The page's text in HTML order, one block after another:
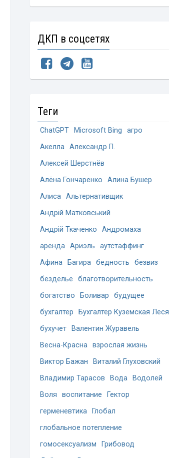
ДКП в соцсетях
Теги
ChatGPT Microsoft Bing
агро
Акелла Александр П.
Алексей Шерстнёв
Алёна Гончаренко
Алина Бушер
Алиса Альтернативщик
Андрій Матковський
Андрій Ткаченко
Андромаха
аренда Ариэль
аутстаффинг
Афина
Багира бедность
безвиз
безделье
благотворительность
богатство
Боливар
будущее
бухгалтер
Бухгалтер Куземская Леся
бухучет
Валентин Журавель
Весна-Красна взрослая жизнь
Виктор Бажан
Виталий Глуховский
Владимир Тарасов
Вода
Водолей
Воля
воспитание
Гектор
герменевтика
Глобал
глобальное потепление
гомосексуализм
Грибовод